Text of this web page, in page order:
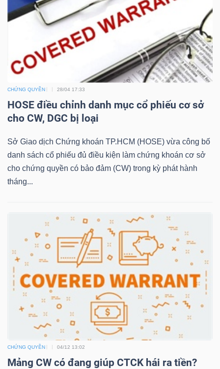
CHỨNG QUYỀN 28/04 17:33
HOSE điều chỉnh danh mục cổ phiếu cơ sở
cho CW, DGC bị loại
Sở Giao dịch Chứng khoán TP.HCM (HOSE) vừa công bố
danh sách cổ phiếu đủ điều kiện làm chứng khoán cơ sở
cho chứng quyền có bảo đảm (CW) trong kỳ phát hành
tháng...
CHỨNG QUYỀN 04/12 13:02
Mảng CW có đang giúp CTCK hái ra tiền?
VIETSTOCKFINANCE
VĨ
NGÀNH
DOANH
NGHIỆP
PHIẾU
PHÁI
SINH
TRÁI
PHIẾU